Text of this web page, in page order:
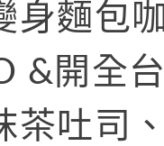
身麵包
&開全
茶吐司